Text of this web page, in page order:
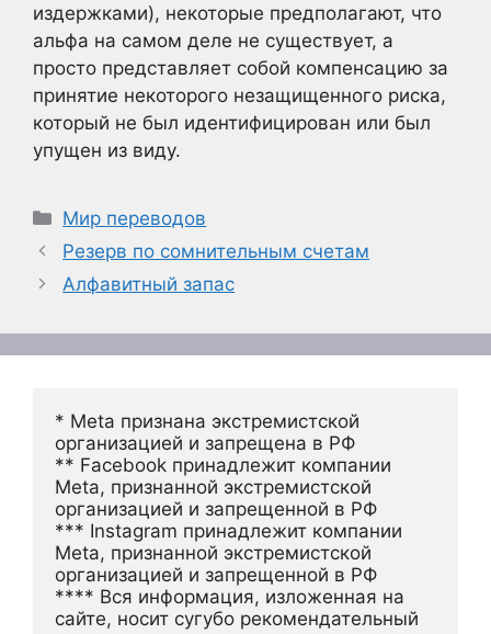
издержками), некоторые предполагают, что
альфа на самом деле не существует, а
просто представляет собой компенсацию за
принятие некоторого незащищенного риска,
который не был идентифицирован или был
упущен из виду.
Рубрики
Мир переводов
Резерв по сомнительным счетам
Алфавитный запас
* Meta признана экстремистской
организацией и запрещена в РФ
** Facebook принадлежит компании
Meta, признанной экстремистской
организацией и запрещенной в РФ
*** Instagram принадлежит компании
Meta, признанной экстремистской
организацией и запрещенной в РФ
**** Вся информация, изложенная на
сайте, носит сугубо рекомендательный